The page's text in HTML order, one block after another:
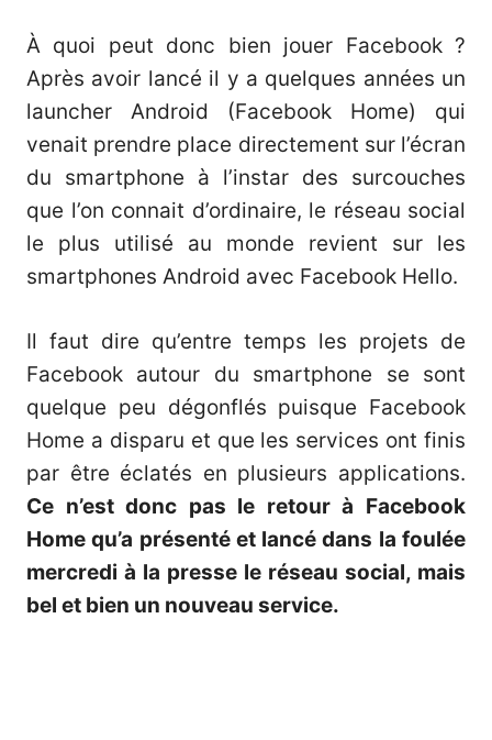
À quoi peut donc bien jouer Facebook ?
Après avoir lancé il y a quelques années un
launcher Android (Facebook Home) qui
venait prendre place directement sur l’écran
du smartphone à l’instar des surcouches
que l’on connait d’ordinaire, le réseau social
le plus utilisé au monde revient sur les
smartphones Android avec Facebook Hello.
Il faut dire qu’entre temps les projets de
Facebook autour du smartphone se sont
quelque peu dégonflés puisque Facebook
Home a disparu et que les services ont finis
par être éclatés en plusieurs applications.
Ce n’est donc pas le retour à Facebook
Home qu’a présenté et lancé dans la foulée
mercredi à la presse le réseau social, mais
bel et bien un nouveau service.